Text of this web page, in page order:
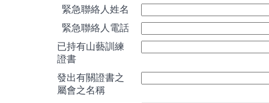
緊急聯絡人姓名
緊急聯絡人電話
已持有山藝訓練
證書
發出有關證書之
屬會之名稱